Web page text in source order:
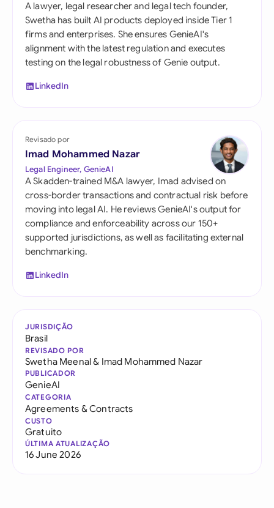
A lawyer, legal researcher and legal tech founder,
Swetha has built AI products deployed inside Tier 1
firms and enterprises. She ensures GenieAI's
alignment with the latest regulation and executes
testing on the legal robustness of Genie output.
LinkedIn
Revisado por
Imad Mohammed Nazar
Legal Engineer, GenieAI
A Skadden-trained M&A lawyer, Imad advised on
cross-border transactions and contractual risk before
moving into legal AI. He reviews GenieAI's output for
compliance and enforceability across our 150+
supported jurisdictions, as well as facilitating external
benchmarking.
LinkedIn
JURISDIÇÃO
Brasil
REVISADO POR
Swetha Meenal& Imad Mohammed Nazar
PUBLICADOR
GenieAI
CATEGORIA
Agreements & Contracts
CUSTO
Gratuito
ÚLTIMA ATUALIZAÇÃO
16 June 2026